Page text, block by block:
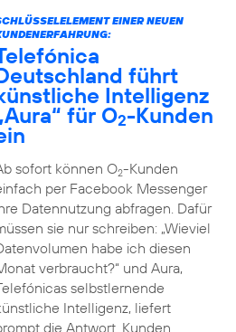
EINER NEUEN
führt
Intelligenz
für O2-Kunden
sofort können O2-Kunden
per Facebook Messenger
Datennutzung abfragen. Dafür
sie nur schreiben: „Wieviel
habe ich diesen
verbraucht?“ und Aura,
selbstlernende
Intelligenz, liefert
die Antwort. Kunden